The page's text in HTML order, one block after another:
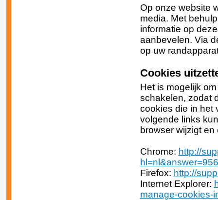
Op onze website
media. Met
informatie op
aanbevelen. Via
op uw
Cookies
Het is mogelijk
schakelen, zodat
cookies die in het
volgende links
browser wijzigt
Chrome: http://
Firefox: http://
Internet Explorer:
manage-cookies-